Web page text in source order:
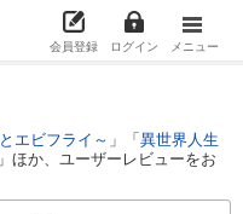
会員登録 ログイン メニュー
エビフライ～ 」「異世界人生
」ほか、ユーザーレビューをお